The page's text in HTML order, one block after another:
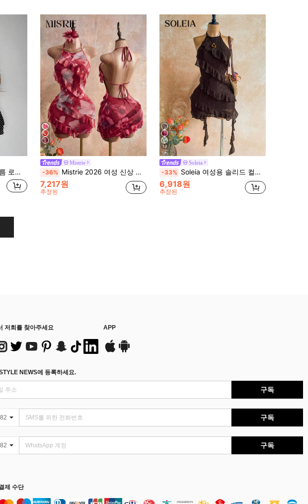
미니 드레스
4
Mistrie
-36% Mistrie 2026 여성 신상 섹시 넥라인 플로럴 프린트 홀터 드레스, 러플 보더 디자인, Y2K 리바이벌, 스위트 스파이시 스타일, 휴가룩, 젊은 성인, 시스루 패브릭, 슬림핏, 경량. 해변 휴가, 음악 축제, 부활절, 새 학년 의상에 적합합니다.
7,217원
추정된
13
Soleia
-33% Soleia 여성용 솔리드 컬러 러플 넥 민소매 피티드 미니 드레스, 여름
6,918원
추정된
저희를 찾아주세요 APP
NEWS에 등록하세요.
구독
구독
구독
제 수단